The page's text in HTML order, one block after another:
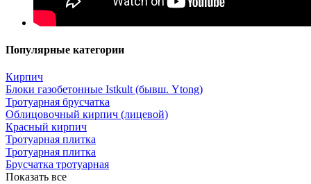
Популярные категории
Кирпич
Блоки газобетонные Istkult (бывш. Ytong)
Тротуарная брусчатка
Облицовочный кирпич (лицевой)
Красный кирпич
Тротуарная плитка
Тротуарная плитка
Брусчатка тротуарная
Показать все